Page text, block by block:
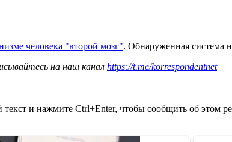
человека "второй мозг". Обнаруженная система
на наш канал https://t.me/korrespondentnet
и нажмите Ctrl+Enter, чтобы сообщить об этом